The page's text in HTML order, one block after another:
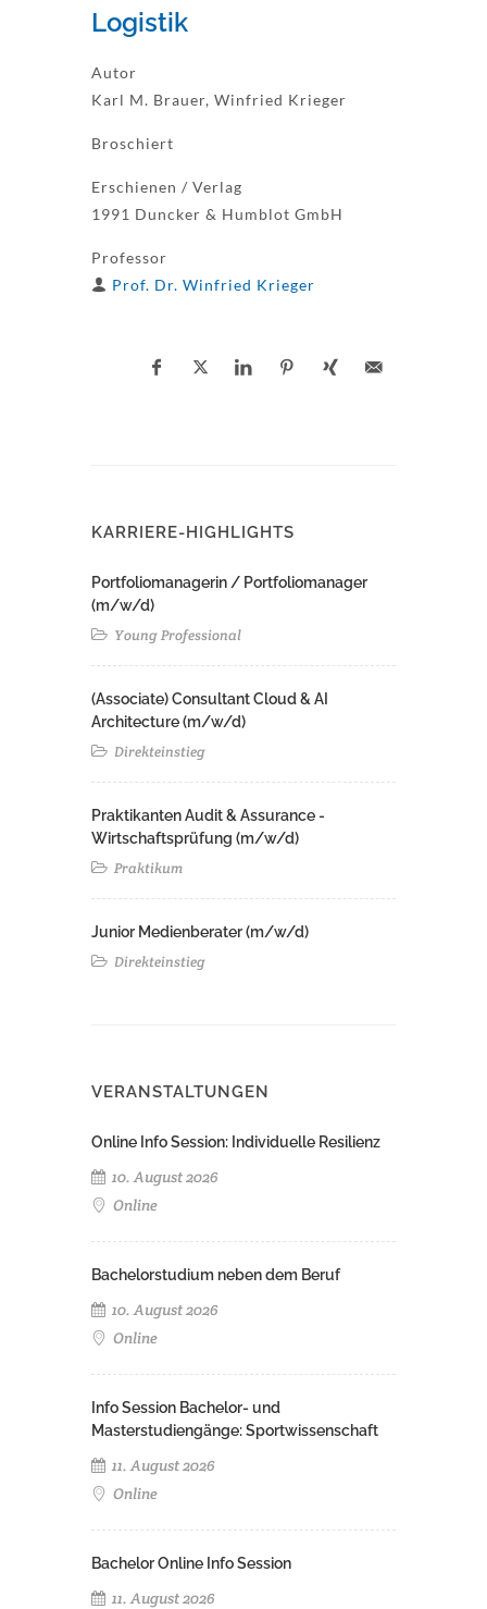
Logistik
Autor
Karl M. Brauer, Winfried Krieger
Broschiert
Erschienen / Verlag
1991 Duncker & Humblot GmbH
Professor
Prof. Dr. Winfried Krieger
KARRIERE-HIGHLIGHTS
Portfoliomanagerin / Portfoliomanager
(m/w/d)
Young Professional
(Associate) Consultant Cloud & AI
Architecture (m/w/d)​ ​
Direkteinstieg
Praktikanten Audit & Assurance -
Wirtschaftsprüfung (m/w/d)
Praktikum
Junior Medienberater (m/w/d)
Direkteinstieg
VERANSTALTUNGEN
Online Info Session: Individuelle Resilienz
10. August 2026
Online
Bachelorstudium neben dem Beruf
10. August 2026
Online
Info Session Bachelor- und
Masterstudiengänge: Sportwissenschaft
11. August 2026
Online
Bachelor Online Info Session
11. August 2026